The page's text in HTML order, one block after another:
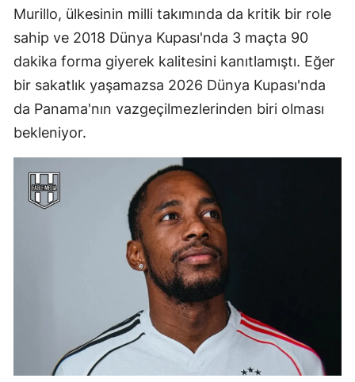
Murillo, ülkesinin milli takımında da kritik bir role
sahip ve 2018 Dünya Kupası'nda 3 maçta 90
dakika forma giyerek kalitesini kanıtlamıştı. Eğer
bir sakatlık yaşamazsa 2026 Dünya Kupası'nda
da Panama'nın vazgeçilmezlerinden biri olması
bekleniyor.